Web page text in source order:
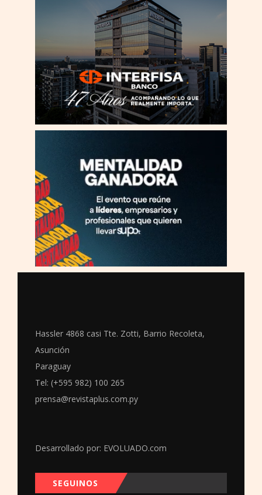
Hassler 4868 casi Tte. Zotti, Barrio Recoleta,
Asunción
Paraguay
Tel: (+595 982) 100 265
prensa@revistaplus.com.py
Desarrollado por: EVOLUADO.com
SEGUINOS